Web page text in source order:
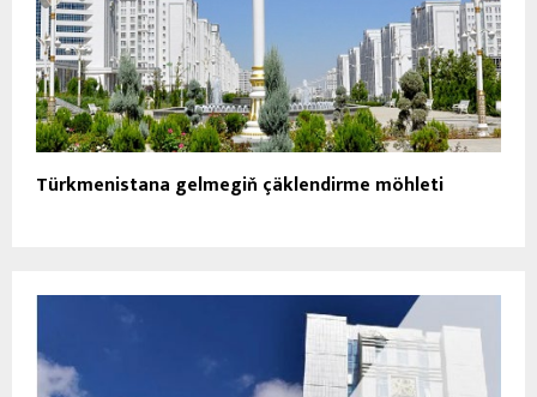
Türkmenistana gelmegiň çäklendirme möhleti